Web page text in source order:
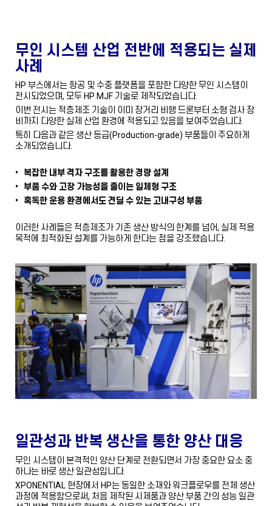
무인 시스템 산업 전반에 적용되는 실제
사례
HP 부스에서는 항공 및 수중 플랫폼을 포함한 다양한 무인 시스템이
전시되었으며, 모두 HP MJF 기술로 제작되었습니다.
이번 전시는 적층제조 기술이 이미 장거리 비행 드론부터 소형 검사 장
비까지 다양한 실제 산업 환경에 적용되고 있음을 보여주었습니다.
특히 다음과 같은 생산 등급(Production-grade) 부품들이 주요하게
소개되었습니다.
• 복잡한 내부 격자 구조를 활용한 경량 설계
• 부품 수와 고장 가능성을 줄이는 일체형 구조
• 혹독한 운용 환경에서도 견딜 수 있는 고내구성 부품
이러한 사례들은 적층제조가 기존 생산 방식의 한계를 넘어, 실제 적용
목적에 최적화된 설계를 가능하게 한다는 점을 강조했습니다.
일관성과 반복 생산을 통한 양산 대응
무인 시스템이 본격적인 양산 단계로 전환되면서 가장 중요한 요소 중
하나는 바로 생산 일관성입니다.
XPONENTIAL 현장에서 HP는 동일한 소재와 워크플로우를 전체 생산
과정에 적용함으로써, 처음 제작된 시제품과 양산 부품 간의 성능 일관